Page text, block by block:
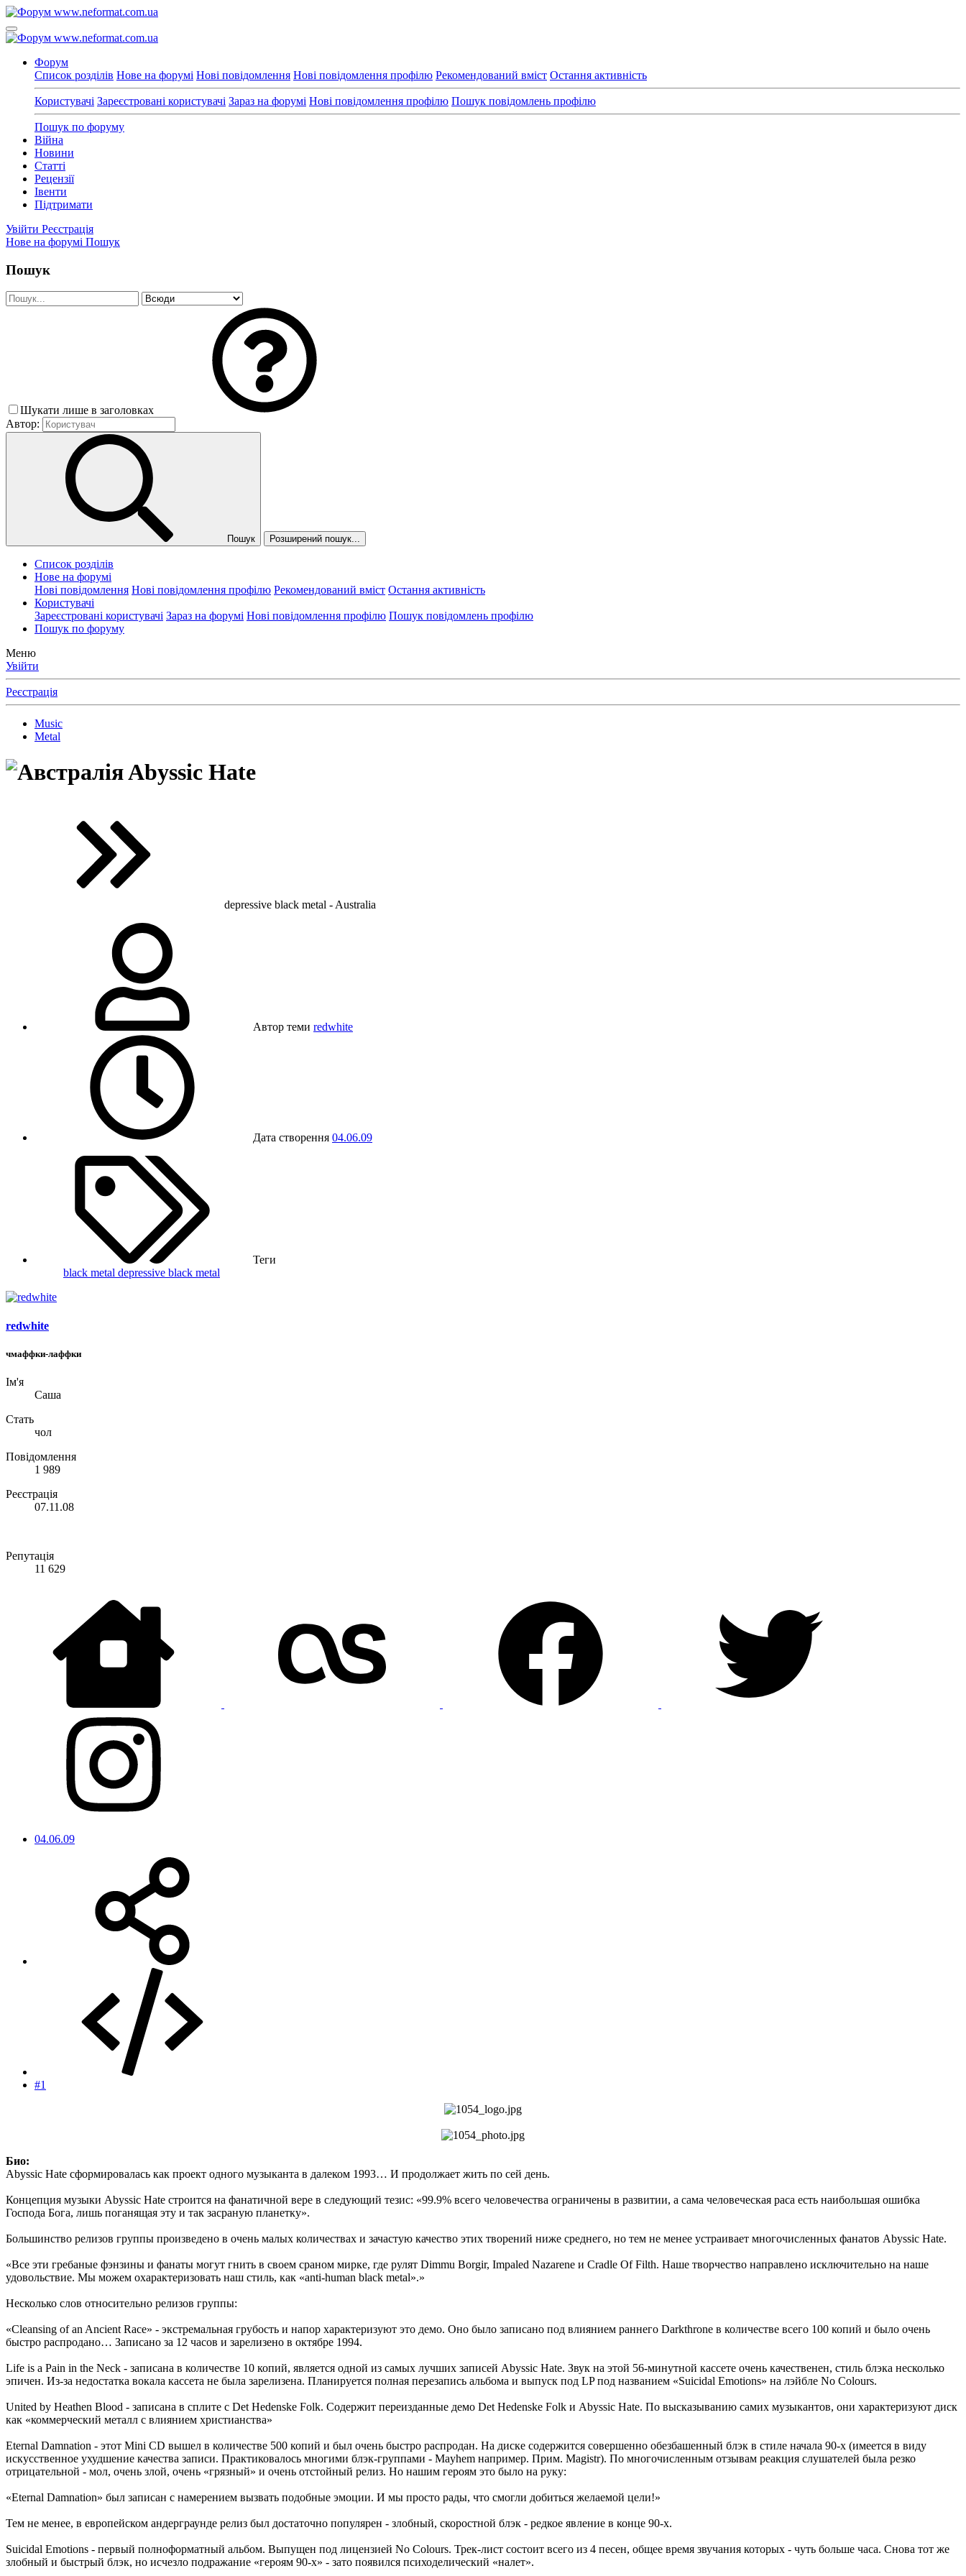
Форум
Список розділів Нове на форумі Нові повідомлення Нові повідомлення профілю Рекомендований вміст Остання активність
Користувачі Зареєстровані користувачі Зараз на форумі Нові повідомлення профілю Пошук повідомлень профілю
Пошук по форуму
Війна
Новини
Статті
Рецензії
Івенти
Підтримати
Увійти Реєстрація
Нове на форумі Пошук
Пошук
Шукати лише в заголовках
Автор:
Пошук Розширений пошук...
Список розділів
Нове на форумі
Нові повідомлення Нові повідомлення профілю Рекомендований вміст Остання активність
Користувачі
Зареєстровані користувачі Зараз на форумі Нові повідомлення профілю Пошук повідомлень профілю
Пошук по форуму
Меню
Увійти
Реєстрація
Music
Metal
Abyssic Hate
depressive black metal - Australia
Автор теми redwhite
Дата створення 04.06.09
Теги
black metal depressive black metal
redwhite
чмаффки-лаффки
Ім'я
Саша
Стать
чол
Повідомлення
1 989
Реєстрація
07.11.08
Репутація
11 629
04.06.09
#1
Био:
Abyssic Hate сформировалась как проект одного музыканта в далеком 1993… И продолжает жить по сей день.
Концепция музыки Abyssic Hate строится на фанатичной вере в следующий тезис: «99.9% всего человечества ограничены в развитии, а сама человеческая раса есть наибольшая ошибка
Господа Бога, лишь поганящая эту и так засраную планетку».
Большинство релизов группы произведено в очень малых количествах и зачастую качество этих творений ниже среднего, но тем не менее устраивает многочисленных фанатов Abyssic Hate.
«Все эти гребаные фэнзины и фанаты могут гнить в своем сраном мирке, где рулят Dimmu Borgir, Impaled Nazarene и Cradle Of Filth. Наше творчество направлено исключительно на наше
удовольствие. Мы можем охарактеризовать наш стиль, как «anti-human black metal».»
Несколько слов относительно релизов группы:
«Cleansing of an Ancient Race» - экстремальная грубость и напор характеризуют это демо. Оно было записано под влиянием раннего Darkthrone в количестве всего 100 копий и было очень
быстро распродано… Записано за 12 часов и зарелизено в октябре 1994.
Life is a Pain in the Neck - записана в количестве 10 копий, является одной из самых лучших записей Abyssic Hate. Звук на этой 56-минутной кассете очень качественен, стиль блэка несколько
эпичен. Из-за недостатка вокала кассета не была зарелизена. Планируется полная перезапись альбома и выпуск под LP под названием «Suicidal Emotions» на лэйбле No Colours.
United by Heathen Blood - записана в сплите с Det Hedenske Folk. Содержит переизданные демо Det Hedenske Folk и Abyssic Hate. По высказыванию самих музыкантов, они характеризуют диск
как «коммерческий металл с влиянием христианства»
Eternal Damnation - этот Mini CD вышел в количестве 500 копий и был очень быстро распродан. На диске содержится совершенно обезбашенный блэк в стиле начала 90-х (имеется в виду
искусственное ухудшение качества записи. Практиковалось многими блэк-группами - Mayhem например. Прим. Magistr). По многочисленным отзывам реакция слушателей была резко
отрицательной - мол, очень злой, очень «грязный» и очень отстойный релиз. Но нашим героям это было на руку:
«Eternal Damnation» был записан с намерением вызвать подобные эмоции. И мы просто рады, что смогли добиться желаемой цели!»
Тем не менее, в европейском андерграунде релиз был достаточно популярен - злобный, скоростной блэк - редкое явление в конце 90-х.
Suicidal Emotions - первый полноформатный альбом. Выпущен под лицензией No Colours. Трек-лист состоит всего из 4 песен, общее время звучания которых - чуть больше часа. Снова тот же
злобный и быстрый блэк, но исчезло подражание «героям 90-х» - зато появился психоделический «налет».